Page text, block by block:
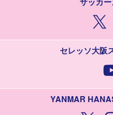
セレッソ大阪
YANMAR